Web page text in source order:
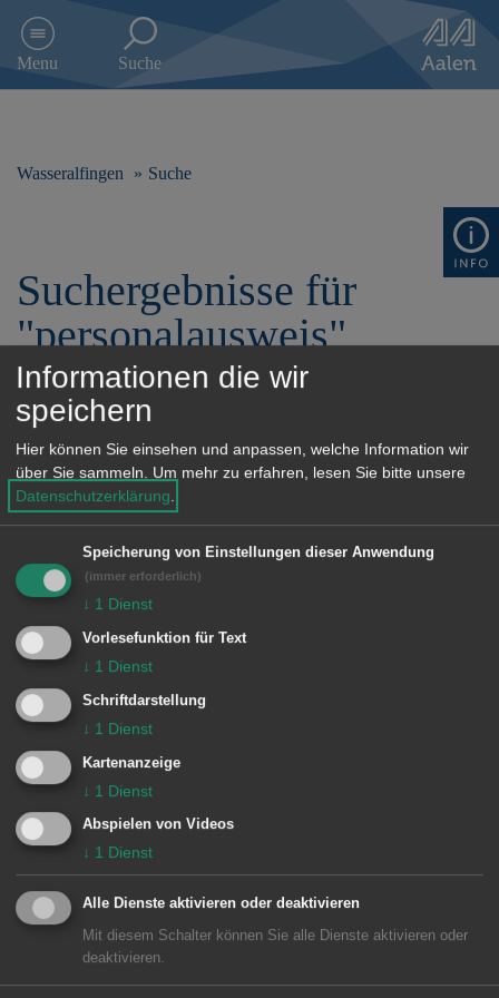
e
t
n
g
e
Menu Suche
Wasseralfingen Suche
Suchergebnisse für
"personalausweis"
1 Treffer
Muslimisches Gräberfeld
Muslimisches Gräberfeld
Unsere Anschrift
Bezirksamt Wasseralfingen
Stefansplatz 3
73433 Aalen-Wasseralfingen
Informationen die wir
speichern
Hier können Sie einsehen und anpassen, welche Information wir
über Sie sammeln. Um mehr zu erfahren, lesen Sie bitte unsere
Datenschutzerklärung.
Speicherung von Einstellungen dieser Anwendung
(immer erforderlich)
↓ 1 Dienst
Vorlesefunktion für Text
↓ 1 Dienst
Schriftdarstellung
↓ 1 Dienst
Kartenanzeige
↓ 1 Dienst
Abspielen von Videos
↓ 1 Dienst
Alle Dienste aktivieren oder deaktivieren
Mit diesem Schalter können Sie alle Dienste aktivieren oder
deaktivieren.